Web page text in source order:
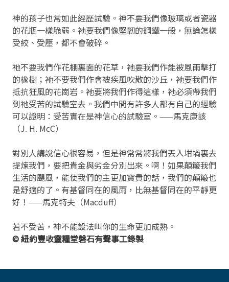
神的孩子也常如此經歷試驗。神不要我們像玻璃或者瓷器
的花瓶一樣脆弱。祂要我們像堅韌的鋼鐵一般，無論怎樣
受絞、受壓，都不會破碎。
祂不要我們作花棚裏面的花草，祂要我們作能被風雨擊打
的橡樹；祂不要我們作會被疾風吹散的沙丘，祂要我們作
抵抗狂風的花崗岩。祂要將我們作得這樣，祂必須帶我們
到祂受苦的試驗室去。我們中間有許多人都有自己的經驗
可以證明：受苦實在是神信心的試驗室。——馬克康該
（J. H. McC）
對別人講說信心很容易，但是神常常將我們丟入坩堝裏去
提煉我們，要把貴金與劣金分別出來。啊！如果顛簸我們
生活的颶風，能使我們的主更加寶貴的話，我們的顛簸也
是舒適的了。有基督同在的風雨，比無基督同在的平靜更
好！——馬克特夫（Macduff）
若不受苦，神不能設法叫你的生命更加成熟。
© 紐約豐收靈糧堂磐石有聲事工錄製